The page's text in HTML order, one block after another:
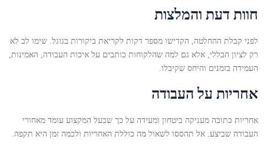
חוות דעת והמלצות
לפני קבלת ההחלטה, הקדישו מספר דקות לקריאת ביקורות בגוגל. שימו לב לא
רק לציון הכללי, אלא גם למה שהלקוחות כותבים על איכות העבודה, האמינות,
העמידה בזמנים והיחס שקיבלו.
אחריות על העבודה
אחריות כתובה מעניקה ביטחון ומעידה על כך שבעל המקצוע עומד מאחורי
העבודה שביצע. אל תהססו לשאול מה כוללת האחריות ולכמה זמן היא תקפה.